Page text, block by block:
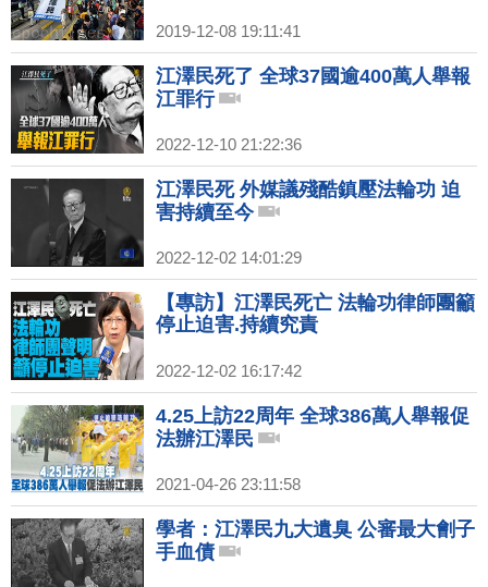
2019-12-08 19:11:41
江澤民死了 全球37國逾400萬人舉報
江罪行
2022-12-10 21:22:36
江澤民死 外媒議殘酷鎮壓法輪功 迫
害持續至今
2022-12-02 14:01:29
【專訪】江澤民死亡 法輪功律師團籲
停止迫害.持續究責
2022-12-02 16:17:42
4.25上訪22周年 全球386萬人舉報促
法辦江澤民
2021-04-26 23:11:58
學者：江澤民九大遺臭 公審最大劊子
手血債